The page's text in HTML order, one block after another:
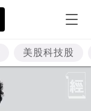
美股科技股